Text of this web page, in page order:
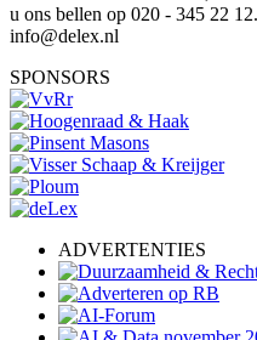
u ons bellen op 020 - 345 22
info@delex.nl
SPONSORS
ADVERTENTIES